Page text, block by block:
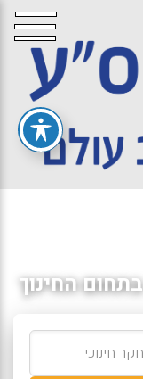
החינוך